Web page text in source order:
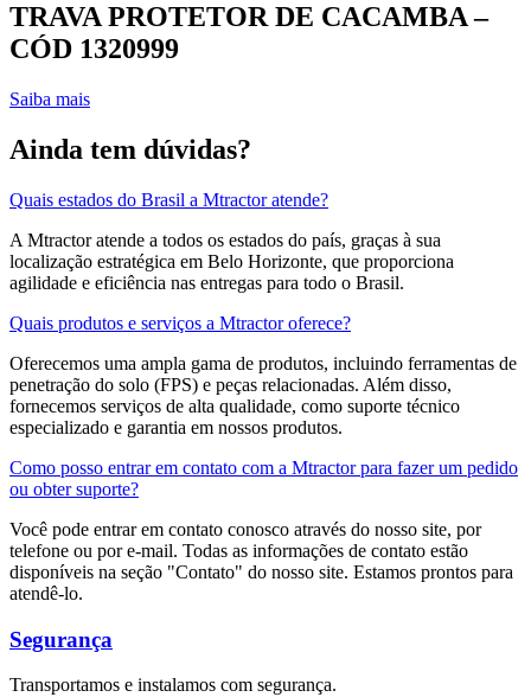
TRAVA PROTETOR DE CACAMBA –
CÓD 1320999
Saiba mais
Ainda tem dúvidas?
Quais estados do Brasil a Mtractor atende?
A Mtractor atende a todos os estados do país, graças à sua
localização estratégica em Belo Horizonte, que proporciona
agilidade e eficiência nas entregas para todo o Brasil.
Quais produtos e serviços a Mtractor oferece?
Oferecemos uma ampla gama de produtos, incluindo ferramentas de
penetração do solo (FPS) e peças relacionadas. Além disso,
fornecemos serviços de alta qualidade, como suporte técnico
especializado e garantia em nossos produtos.
Como posso entrar em contato com a Mtractor para fazer um pedido
ou obter suporte?
Você pode entrar em contato conosco através do nosso site, por
telefone ou por e-mail. Todas as informações de contato estão
disponíveis na seção "Contato" do nosso site. Estamos prontos para
atendê-lo.
Segurança
Transportamos e instalamos com segurança.